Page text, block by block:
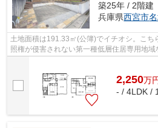
築25年 / 2階建
兵庫県西宮市
土地面積は191.33㎡(公簿)でイチオシ。こち
照権が侵害されない第一種低層住居専用地
2,250万
- / 4LDK /